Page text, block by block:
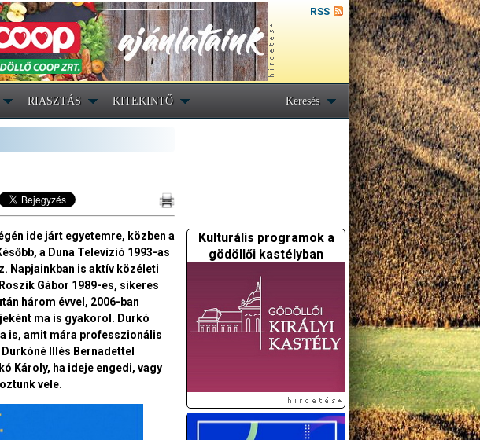
RSS
RIASZTÁS KITEKINTŐ Keresés
ide járt egyetemre, közben a
a Duna Televízió 1993-as
Napjainkban is aktív közéleti
Gábor 1989-es, sikeres
három évvel, 2006-ban
ma is gyakorol. Durkó
is, amit mára professzionális
Illés Bernadettel
Károly, ha ideje engedi, vagy
vele.
Kulturális programok a
gödöllői kastélyban